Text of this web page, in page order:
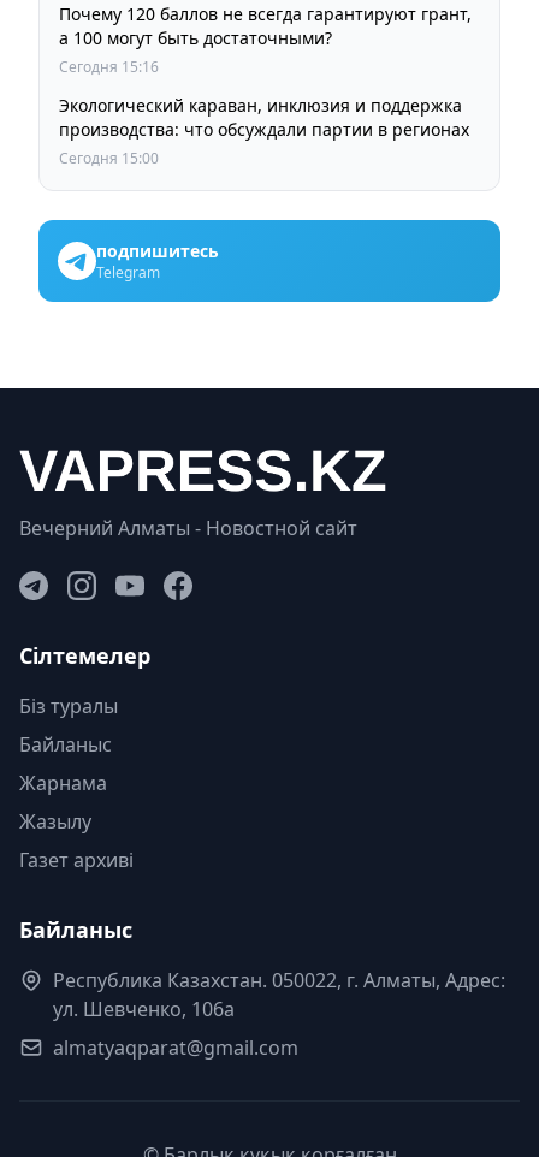
Почему 120 баллов не всегда гарантируют грант,
а 100 могут быть достаточными?
Сегодня 15:16
Экологический караван, инклюзия и поддержка
производства: что обсуждали партии в регионах
Сегодня 15:00
подпишитесь
Telegram
Вечерний Алматы - Новостной сайт
Сілтемелер
Біз туралы
Байланыс
Жарнама
Жазылу
Газет архиві
Байланыс
Республика Казахстан. 050022, г. Алматы, Адрес:
ул. Шевченко, 106а
almatyaqparat@gmail.com